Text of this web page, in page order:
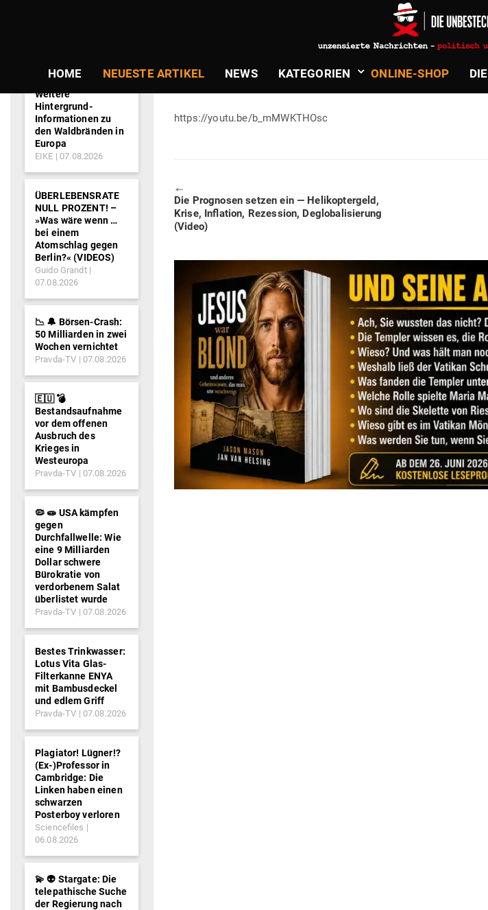
HOME NEUESTE ARTIKEL NEWS KATE­GORIEN ONLINE-SHOP
https://youtu.be/b_mMWKTHOsc
🠔
Previous
post:
Die Pro­gnosen setzen ein — Heli­ko­ptergeld,
Krise, Inflation, Rezession, Deglo­ba­li­sierung
(Video)
Weitere
Hintergrund-
Informationen zu
den Waldbränden in
Europa
EIKE 07.08.2026
ÜBERLEBENSRATE
NULL PROZENT! –
»Was wäre wenn …
bei einem
Atomschlag gegen
Berlin?« (VIDEOS)
Guido Grandt
07.08.2026
📉 🔔 Börsen-Crash:
50 Milliarden in zwei
Wochen vernichtet
Pravda-TV 07.08.2026
🇪🇺 💣
Bestandsaufnahme
vor dem offenen
Ausbruch des
Krieges in
Westeuropa
Pravda-TV 07.08.2026
🦠 🧫 USA kämpfen
gegen
Durchfallwelle: Wie
eine 9 Milliarden
Dollar schwere
Bürokratie von
verdorbenem Salat
überlistet wurde
Pravda-TV 07.08.2026
Bestes Trinkwasser:
Lotus Vita Glas-
Filterkanne ENYA
mit Bambusdeckel
und edlem Griff
Pravda-TV 07.08.2026
Plagiator! Lügner!?
(Ex-)Professor in
Cambridge: Die
Linken haben einen
schwarzen
Posterboy verloren
Sciencefiles
06.08.2026
💫 👽 Stargate: Die
telepathische Suche
der Regierung nach